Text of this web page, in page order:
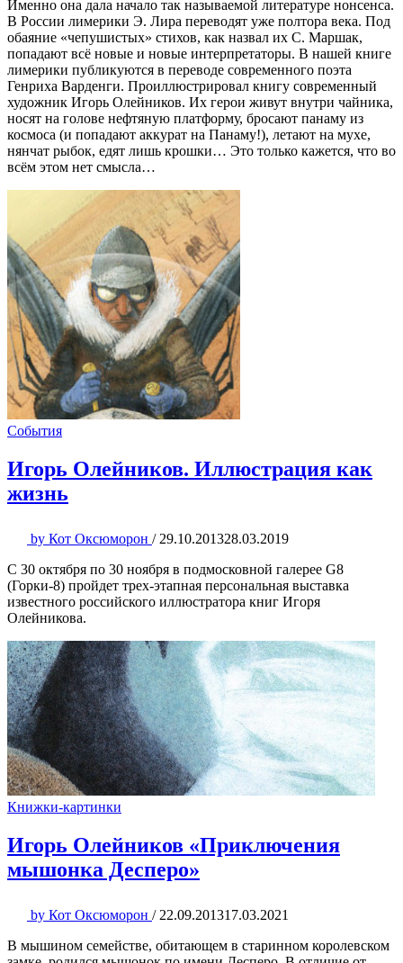
Именно она дала начало так называемой литературе нонсенса.
В России лимерики Э. Лира переводят уже полтора века. Под
обаяние «чепушистых» стихов, как назвал их С. Маршак,
попадают всё новые и новые интерпретаторы. В нашей книге
лимерики публикуются в переводе современного поэта
Генриха Варденги. Проиллюстрировал книгу современный
художник Игорь Олейников. Их герои живут внутри чайника,
носят на голове нефтяную платформу, бросают панаму из
космоса (и попадают аккурат на Панаму!), летают на мухе,
нянчат рыбок, едят лишь крошки… Это только кажется, что во
всём этом нет смысла…
События
Игорь Олейников. Иллюстрация как
жизнь
by Кот Оксюморон / 29.10.201328.03.2019
С 30 октября по 30 ноября в подмосковной галерее G8
(Горки-8) пройдет трех-этапная персональная выставка
известного российского иллюстратора книг Игоря
Олейникова.
Книжки-картинки
Игорь Олейников «Приключения
мышонка Десперо»
by Кот Оксюморон / 22.09.201317.03.2021
В мышином семействе, обитающем в старинном королевском